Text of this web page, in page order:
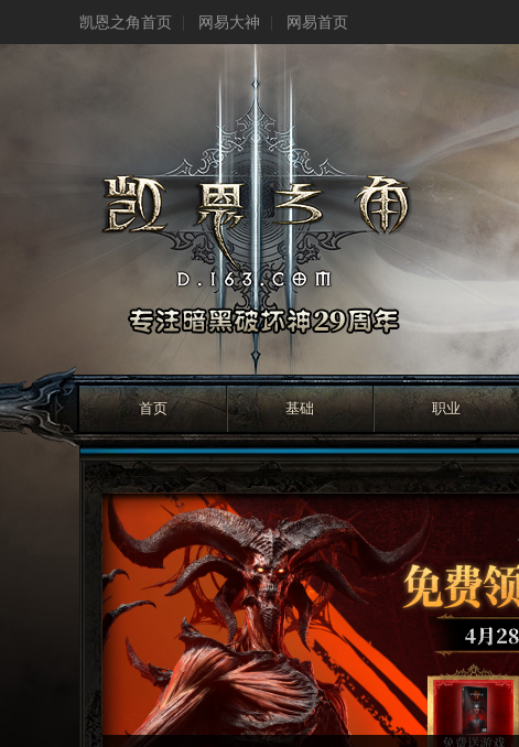
凯恩之角首页 网易大神 网易首页
首页 基础 职业